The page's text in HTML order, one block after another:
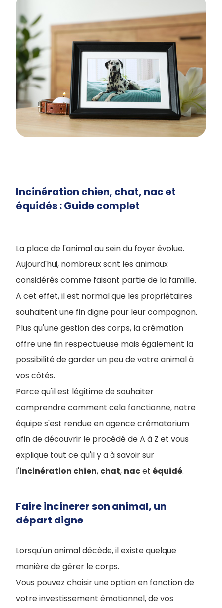
Incinération chien, chat, nac et
équidés : Guide complet
La place de l'animal au sein du foyer évolue.
Aujourd'hui, nombreux sont les animaux
considérés comme faisant partie de la famille.
A cet effet, il est normal que les propriétaires
souhaitent une fin digne pour leur compagnon.
Plus qu'une gestion des corps, la crémation
offre une fin respectueuse mais également la
possibilité de garder un peu de votre animal à
vos côtés.
Parce qu'il est légitime de souhaiter
comprendre comment cela fonctionne, notre
équipe s'est rendue en agence crématorium
afin de découvrir le procédé de A à Z et vous
explique tout ce qu'il y a à savoir sur
l'incinération chien, chat, nacet équidé.
Faire incinerer son animal, un
départ digne
Lorsqu'un animal décède, il existe quelque
manière de gérer le corps.
Vous pouvez choisir une option en fonction de
votre investissement émotionnel, de vos